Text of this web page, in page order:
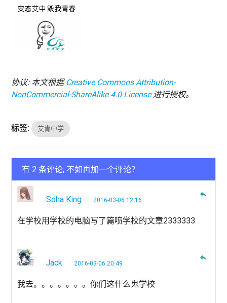
协议: 本文根据 Creative Commons Attribution-
NonCommercial-ShareAlike 4.0 License进行授权。
标签: 艾青中学
有 2 条评论, 不如再加一个评论？
Soha King 2016-03-06 12:16
在学校用学校的电脑写了篇喷学校的文章2333333
reply
Jack 2016-03-06 20:49
我去。。。。。。。你们这什么鬼学校
reply